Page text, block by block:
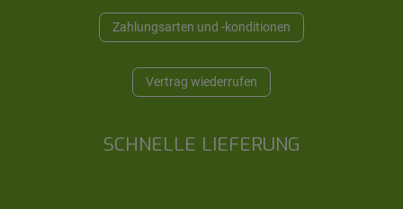
Zahlungsarten und -konditionen
Vertrag wiederrufen
SCHNELLE LIEFERUNG